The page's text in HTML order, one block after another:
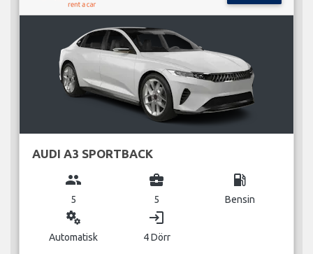
AUDI A3 SPORTBACK
group
5
business_center
5
local_gas_station
Bensin
miscellaneous_services
Automatisk
login
4 Dörr